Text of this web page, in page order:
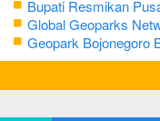
Bupati Resmikan
Bojonegoro
Global Geoparks
Geosite di Bojonegoro
Geopark Bojonegoro
Global Geopark